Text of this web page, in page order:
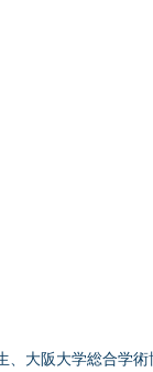
、大阪大学総合学